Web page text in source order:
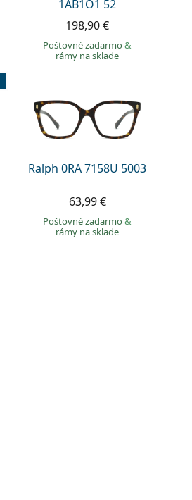
1AB1O1 52
198,90 €
Poštovné zadarmo&
rámy na sklade
Ralph 0RA 7158U 5003
63,99 €
Poštovné zadarmo&
rámy na sklade